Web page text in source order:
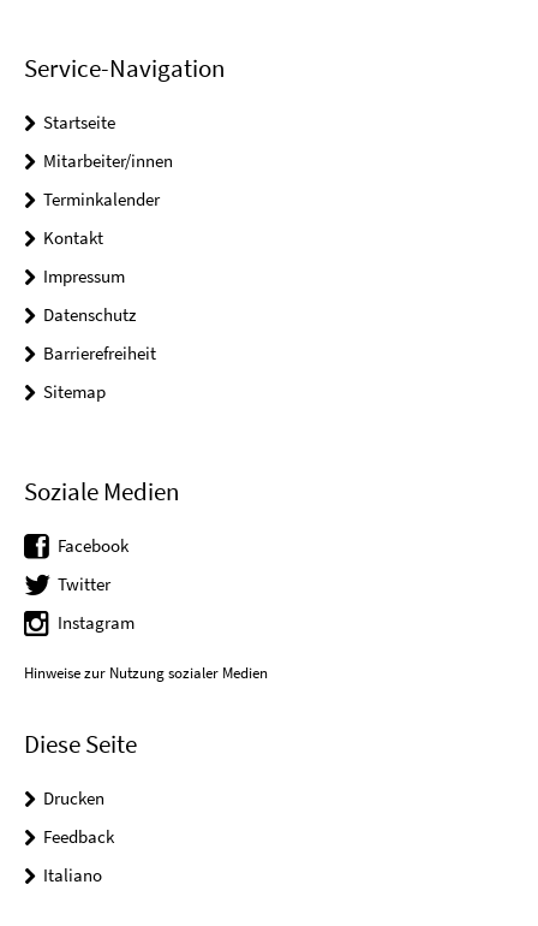
Service-Navigation
Startseite
Mitarbeiter/innen
Terminkalender
Kontakt
Impressum
Datenschutz
Barrierefreiheit
Sitemap
Soziale Medien
Facebook
Twitter
Instagram
Hinweise zur Nutzung sozialer Medien
Diese Seite
Drucken
Feedback
Italiano